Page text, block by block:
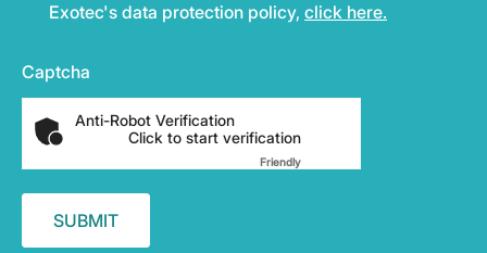
Exotec's data protection policy, click here.
Captcha
Anti-Robot Verification
Click to start verification
FriendlyCaptcha ⇗